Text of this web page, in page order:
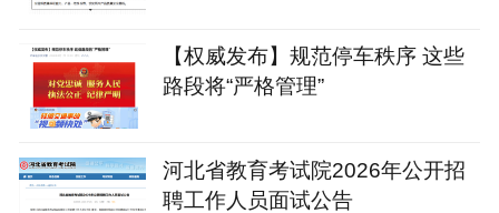
【权威发布】规范停车秩序 这些
路段将“严格管理”
河北省教育考试院2026年公开招
聘工作人员面试公告